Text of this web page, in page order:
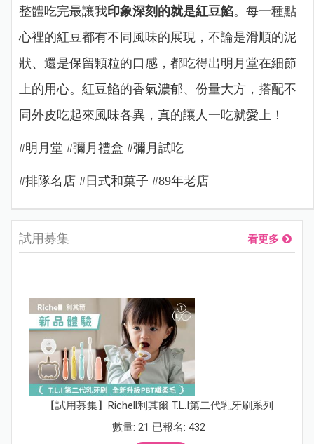
整體吃完最讓我印象深刻的就是紅豆餡。每一種點
心裡的紅豆都有不同風味的展現，不論是滑順的泥
狀、還是保留顆粒的口感，都吃得出明月堂在細節
上的用心。紅豆餡的香氣濃郁、份量大方，搭配不
同外皮吃起來風味各異，真的讓人一吃就愛上！
#明月堂 #彌月禮盒 #彌月試吃
#排隊名店 #日式和菓子 #89年老店
試用募集 看更多
【試用募集】Richell利其爾 T.L.I第二代乳牙刷系列
數量: 21 已報名: 432